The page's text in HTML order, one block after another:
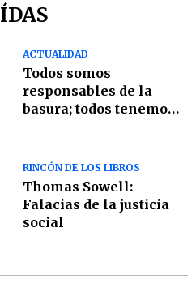
ACTUALIDAD
Todos somos
responsables de la
basura; todos tenemos
RINCÓN DE LOS LIBROS
Thomas Sowell:
Falacias de la justicia
social